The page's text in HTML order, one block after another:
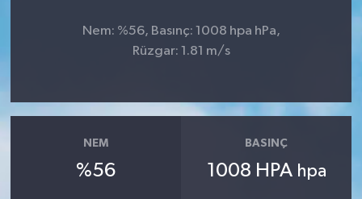
Nem: %56, Basınç: 1008 hpa hPa,
Rüzgar: 1.81 m/s
NEM
%56
BASINÇ
1008 HPA hpa